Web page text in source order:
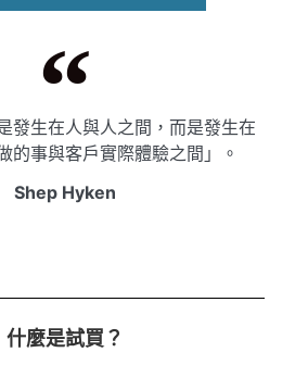
發生在人與人之間，而是發生在
的事與客戶實際體驗之間」。
Shep Hyken
什麼是試買？